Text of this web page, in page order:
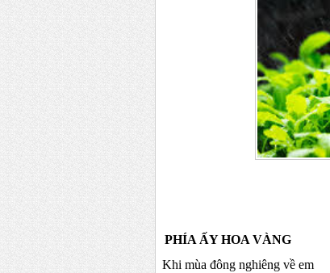
PHÍA ẤY HOA VÀNG
Khi mùa đông nghiêng về em